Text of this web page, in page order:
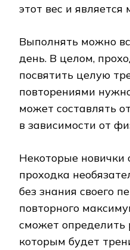
этот вес и
Выполнять можно
день. В целом,
посвятить целую
повторениями
может составлять
в зависимости от
Некоторые новички
проходка
без знания своего
повторного
сможет определить
которым будет